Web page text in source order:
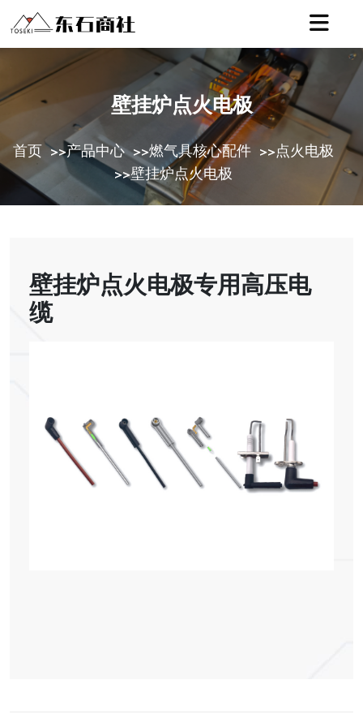
壁挂炉点火电极
首页 >>产品中心 >>燃气具核心配件 >>点火电极
>>壁挂炉点火电极
壁挂炉点火电极专用高压电
缆